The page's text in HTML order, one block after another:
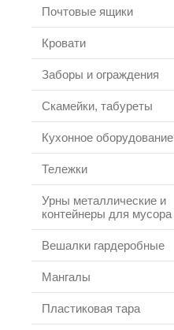
Почтовые ящики
Кровати
Заборы и ограждения
Скамейки, табуреты
Кухонное оборудование
Тележки
Урны металлические и
контейнеры для мусора
Вешалки гардеробные
Мангалы
Пластиковая тара